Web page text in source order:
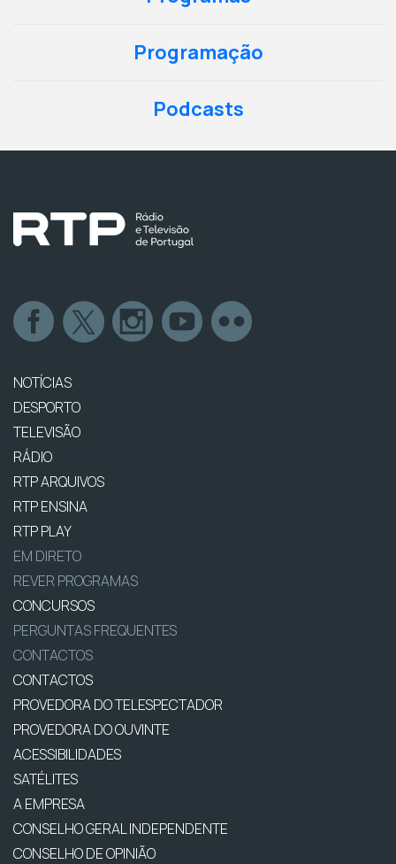
Programação
Podcasts
NOTÍCIAS
DESPORTO
TELEVISÃO
RÁDIO
RTP ARQUIVOS
RTP ENSINA
RTP PLAY
EM DIRETO
REVER PROGRAMAS
CONCURSOS
PERGUNTAS FREQUENTES
CONTACTOS
CONTACTOS
PROVEDORA DO TELESPECTADOR
PROVEDORA DO OUVINTE
ACESSIBILIDADES
SATÉLITES
A EMPRESA
CONSELHO GERAL INDEPENDENTE
CONSELHO DE OPINIÃO